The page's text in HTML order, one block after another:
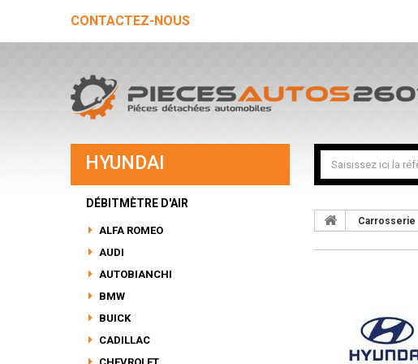
CONTACTEZ-NOUS
HYUNDAI
DÉBITMÈTRE D'AIR
ALFA ROMEO
AUDI
AUTOBIANCHI
BMW
BUICK
CADILLAC
Carrosserie